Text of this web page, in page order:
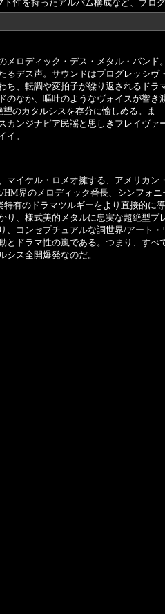
性を持ったアルバム構成など、プロ
メロディック・デス・メタル・バンド。
るデス声。サウンドはプログレッシヴ・
ち、転調や変拍子が繰り返されるドラ
のなか、嘔吐のようなヴォイスが響き
望のカタルシスを存分に愉しめる。ま
カンジナビア民謡と思しきフレイヴァ
イ。
マイケル・ロメオ擁する、アメリカン・
HM界のメロディック番長、シンフォニ
特有のドラマツルギーをより直接的に導
り、様式美的メタルに忠実な超絶型プ
、コンセプチュアルな詞世界/アート・
ドラマ性の嵐である。つまり、すべ
シス全開爆発なのだ。